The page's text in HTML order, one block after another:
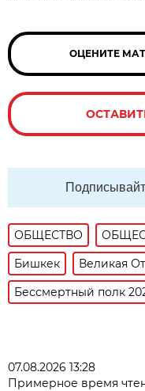
ОЦЕНИТЕ
ОБЩЕСТВО
Бишкек
Великая
Бессмертный полк
07.08.2026 13:28
Примерное время